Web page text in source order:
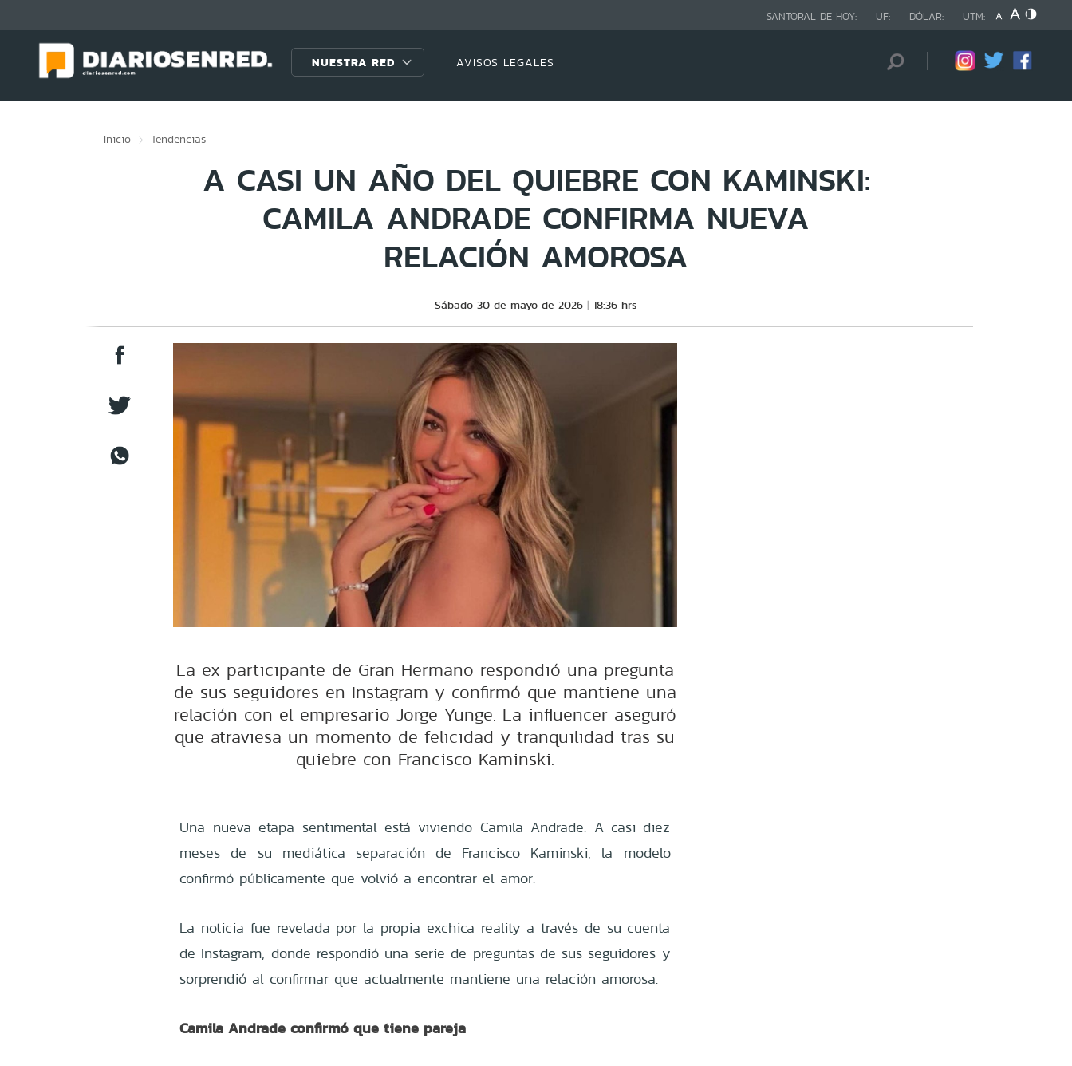
SANTORAL DE HOY: UF: DÓLAR: UTM:
NUESTRA RED AVISOS LEGALES
Inicio Tendencias
A CASI UN AÑO DEL QUIEBRE CON KAMINSKI:
CAMILA ANDRADE CONFIRMA NUEVA
RELACIÓN AMOROSA
Sábado 30 de mayo de 2026 18:36 hrs
La ex participante de Gran Hermano respondió una pregunta
de sus seguidores en Instagram y confirmó que mantiene una
relación con el empresario Jorge Yunge. La influencer aseguró
que atraviesa un momento de felicidad y tranquilidad tras su
quiebre con Francisco Kaminski.
Una nueva etapa sentimental está viviendo Camila Andrade. A casi diez
meses de su mediática separación de Francisco Kaminski, la modelo
confirmó públicamente que volvió a encontrar el amor.
La noticia fue revelada por la propia exchica reality a través de su cuenta
de Instagram, donde respondió una serie de preguntas de sus seguidores y
sorprendió al confirmar que actualmente mantiene una relación amorosa.
Camila Andrade confirmó que tiene pareja